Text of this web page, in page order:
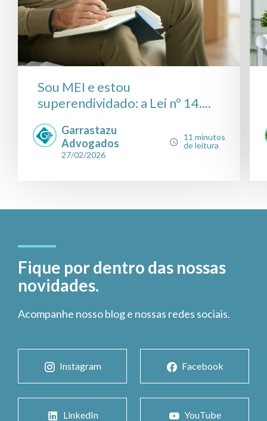
Sou MEI e estou
superendividado: a Lei nº 14....
Garrastazu
Advogados
27/02/2026
11 minutos
de leitura
Fique por dentro das nossas
novidades.
Acompanhe nosso blog e nossas redes sociais.
Instagram Facebook
LinkedIn YouTube